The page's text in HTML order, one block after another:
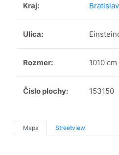
Kraj:
Ulica:
Rozmer: 1010
Číslo plochy: 153150
Mapa Streetview